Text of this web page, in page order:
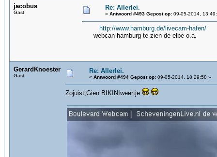
jacobus
Gast
Re: Allerlei.
« Antwoord #493 Gepost op: 09-05-2014,
http://www.hamburg.de/livecam-hafen/
webcan hamburg te zien de elbe o.a.
GerardKnoester
Gast
Re: Allerlei.
« Antwoord #494 Gepost op: 09-05-2014, 18:29:58 »
Zojuist,Gien BIKINIweertje